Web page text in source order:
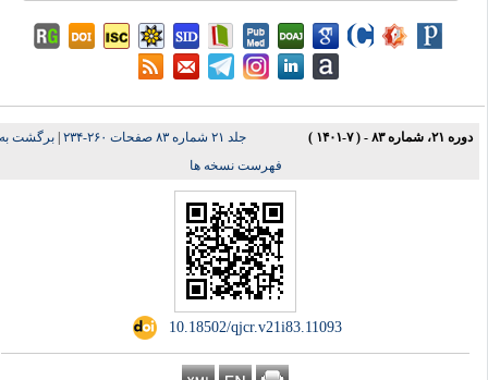
دوره ۲۱، شماره ۸۳ - ( ۷-۱۴۰۱ ) جلد ۲۱ شماره ۸۳ صفحات ۲۶۰-۲۳۴ |برگشت به
فهرست نسخه ها
‎ 10.18502/qjcr.v21i83.11093